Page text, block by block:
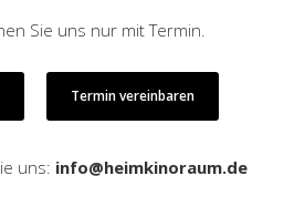
Sie uns nur mit Termin.
Termin vereinbaren
uns: info@heimkinoraum.de